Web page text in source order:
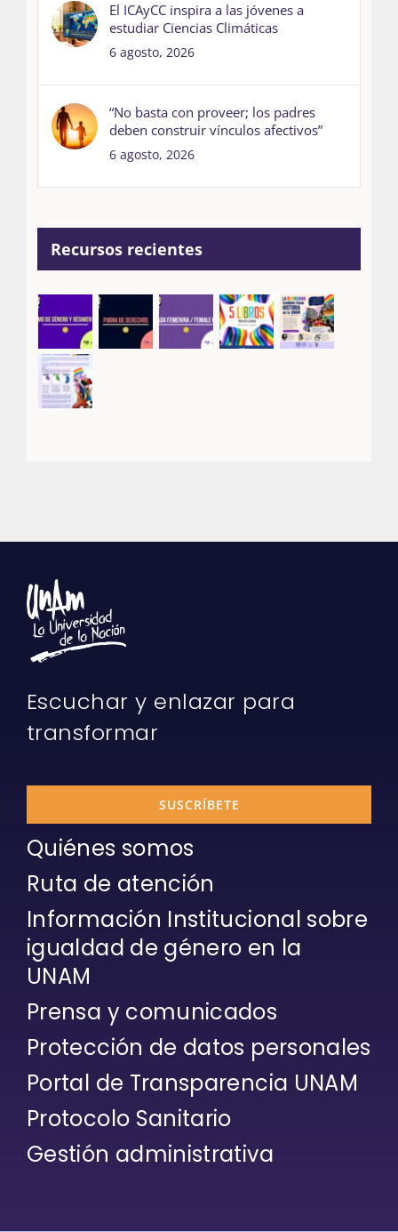
El ICAyCC inspira a las jóvenes a
estudiar Ciencias Climáticas
6 agosto, 2026
“No basta con proveer; los padres
deben construir vínculos afectivos”
6 agosto, 2026
Recursos recientes
Escuchar y enlazar para
transformar
SUSCRÍBETE
Quiénes somos
Ruta de atención
Información Institucional sobre
igualdad de género en la
UNAM
Prensa y comunicados
Protección de datos personales
Portal de Transparencia UNAM
Protocolo Sanitario
Gestión administrativa